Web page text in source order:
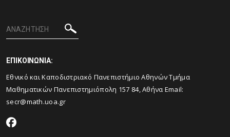
ΕΠΙΚΟΙΝΩΝΙΑ:
Εθνικό και Καποδιστριακό Πανεπιστήμιο Αθηνών Τμήμα
Μαθηματικών Πανεπιστημιόπολη 157 84, Αθήνα Email:
secr@math.uoa.gr